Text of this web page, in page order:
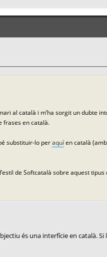
al català i m’ha sorgit un dubte
frases en català.
substituir-lo peraquíen català
de Softcatalà sobre aquest tipus
és una interfície en català. Si